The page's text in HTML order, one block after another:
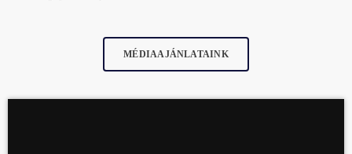
MÉDIAAJÁNLATAINK